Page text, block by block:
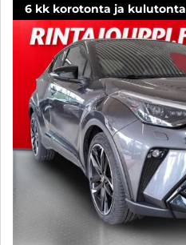
6 kk korotonta ja kulutonta